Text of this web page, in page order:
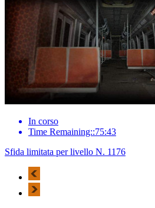
In corso
Time Remaining::75:43
Sfida limitata per livello N. 1176